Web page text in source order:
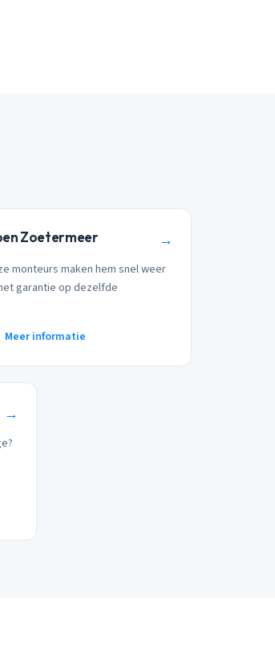
Zoetermeer →
monteurs maken hem snel weer
garantie op dezelfde
Meer informatie
→